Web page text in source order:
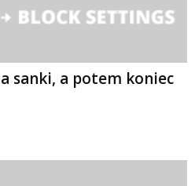
sanki, a potem koniec